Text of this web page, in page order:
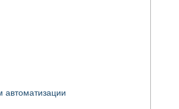
автоматизации